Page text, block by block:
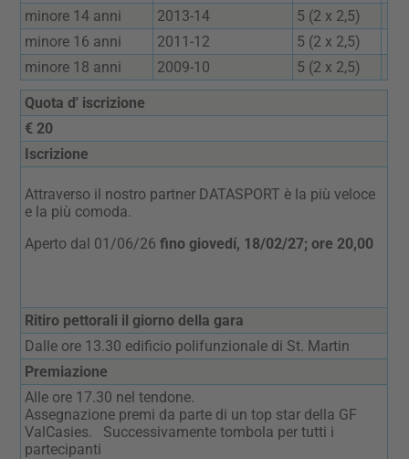
minore 14 anni
2013-14
5 (2 x 2,5)
minore 16 anni
2011-12
5 (2 x 2,5)
minore 18 anni
2009-10 5 (2 x 2,5)
Quota d' iscrizione
€ 20
Iscrizione
Attraverso il nostro partner DATASPORT è la più veloce
e la più comoda.
Aperto dal 01/06/26fino giovedí, 18/02/27; ore 20,00
Ritiro pettorali il giorno della gara
Dalle ore 13.30 edificio polifunzionale di St. Martin
Premiazione
Alle ore 17.30 nel tendone.
Assegnazione premi da parte di un top star della GF
ValCasies. Successivamente tombola per tutti i
partecipanti